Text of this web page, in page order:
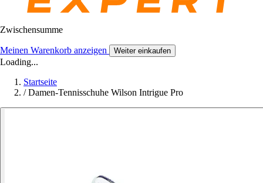
Zwischensumme
Meinen Warenkorb anzeigen Weiter einkaufen
Loading...
Startseite
/ Damen-Tennisschuhe Wilson Intrigue Pro